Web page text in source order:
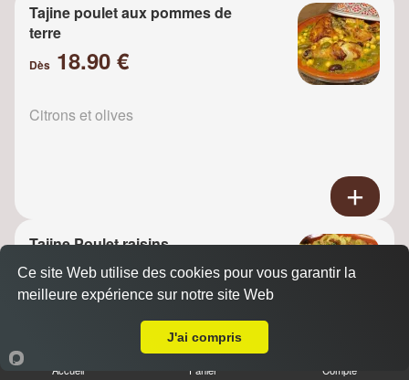
Tajine poulet aux pommes de
terre
Dès 18.90 €
Citrons et olives
Tajine Poulet raisins
Dès18.90 €
Accueil Panier Compte
Ce site Web utilise des cookies pour vous garantir la
meilleure expérience sur notre site Web
J'ai compris